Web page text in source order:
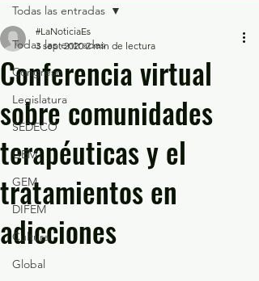
Todas las entradas
Congreso
Legislatura
SEDECO
GEM
GEM
DIFEM
Cultura
Global
Todas las entradas
Conferencia virtual
sobre comunidades
terapéuticas y el
tratamientos en
adicciones
#LaNoticiaEs
3 sept 2020 2 min de lectura